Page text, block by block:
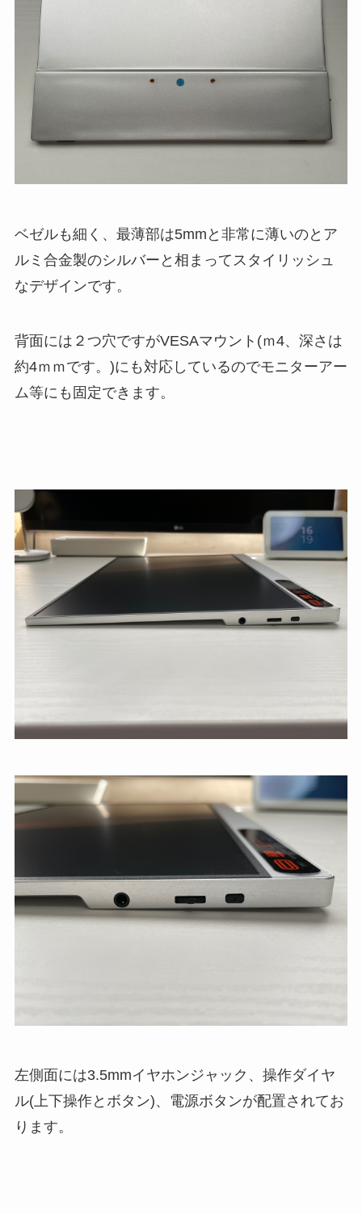
ベゼルも細く、最薄部は5mmと非常に薄いのとア
ルミ合金製のシルバーと相まってスタイリッシュ
なデザインです。
背面には２つ穴ですがVESAマウント(ｍ4、深さは
約4ｍｍです。)にも対応しているのでモニターアー
ム等にも固定できます。
左側面には3.5mmイヤホンジャック、操作ダイヤ
ル(上下操作とボタン)、電源ボタンが配置されてお
ります。